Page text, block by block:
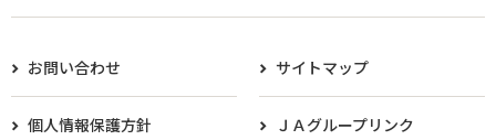
お問い合わせ サイトマップ
個人情報保護方針 ＪＡグループリンク